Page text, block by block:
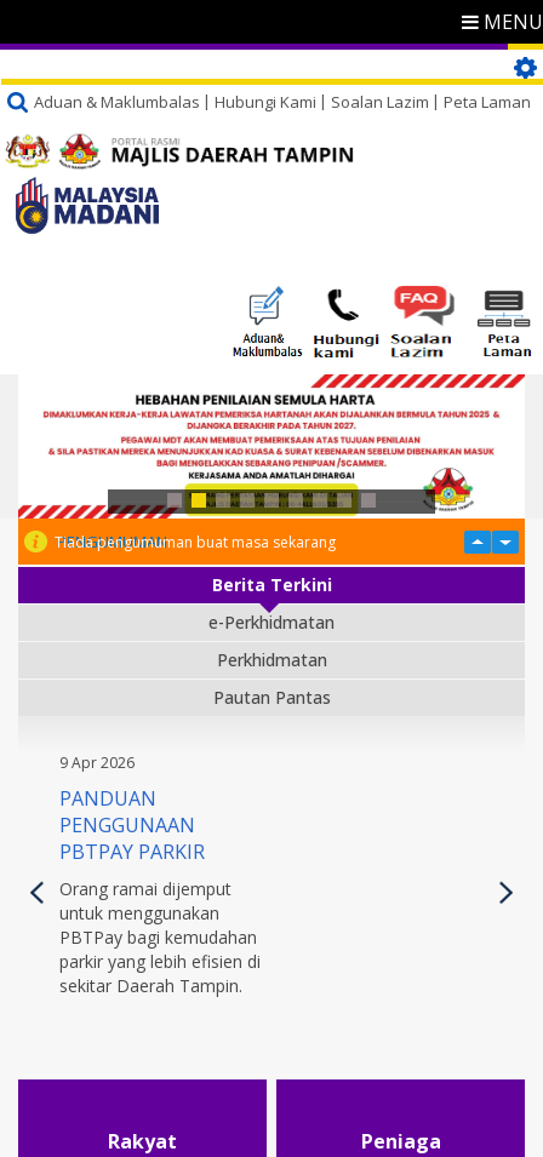
MENU
Aduan & Maklumbalas Hubungi Kami Soalan Lazim Peta Laman
PENGUMUMAN
Tiada pengumuman buat masa sekarang
Berita Terkini
e-Perkhidmatan
Perkhidmatan
Pautan Pantas
9 Apr 2026
PANDUAN
PENGGUNAAN
PBTPAY PARKIR
Orang ramai dijemput
untuk menggunakan
PBTPay bagi kemudahan
parkir yang lebih efisien di
sekitar Daerah Tampin.
Rakyat Peniaga